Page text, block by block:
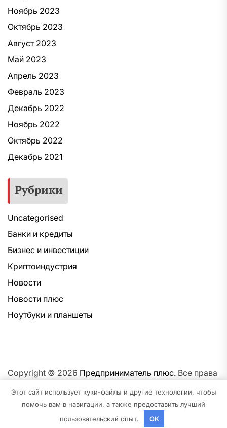
Ноябрь 2023
Октябрь 2023
Август 2023
Май 2023
Апрель 2023
Февраль 2023
Декабрь 2022
Ноябрь 2022
Октябрь 2022
Декабрь 2021
Рубрики
Uncategorised
Банки и кредиты
Бизнес и инвестиции
Криптоиндустрия
Новости
Новости плюс
Ноутбуки и планшеты
Copyright © 2026 Предприниматель плюс. Все права
платформеWordPress.
Этот сайт использует куки-файлы и другие технологии, чтобы
помочь вам в навигации, а также предоставить лучший
пользовательский опыт.
OK